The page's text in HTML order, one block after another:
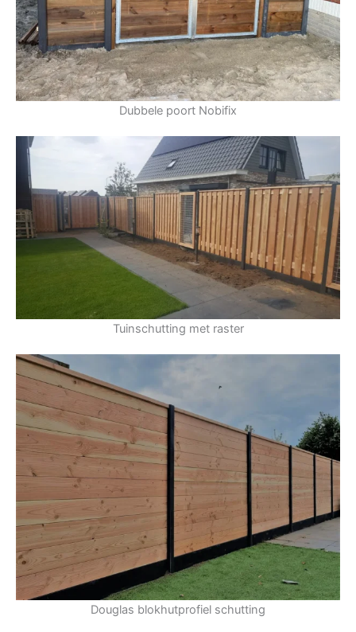
Dubbele poort Nobifix
Tuinschutting met raster
Douglas blokhutprofiel schutting